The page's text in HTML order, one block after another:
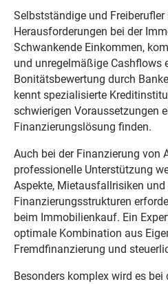
Selbstständige und
Herausforderungen bei der
Schwankende Einkommen,
und unregelmäßige Cashflows
Bonitätsbewertung durch
kennt spezialisierte
schwierigen Voraussetzungen
Finanzierungslösung finden.
Auch bei der Finanzierung von
professionelle Unterstützung
Aspekte, Mietausfallrisiken und
Finanzierungsstrukturen
beim Immobilienkauf. Ein
optimale Kombination aus
Fremdfinanzierung und
Besonders komplex wird es bei